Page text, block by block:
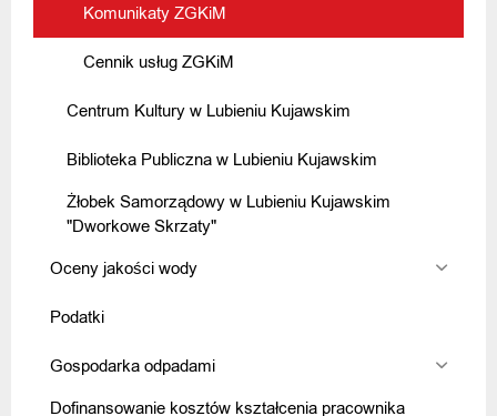
Komunikaty ZGKiM
Cennik usług ZGKiM
Centrum Kultury w Lubieniu Kujawskim
Biblioteka Publiczna w Lubieniu Kujawskim
Żłobek Samorządowy w Lubieniu Kujawskim
"Dworkowe Skrzaty"
Oceny jakości wody
Podatki
Gospodarka odpadami
Dofinansowanie kosztów kształcenia pracownika